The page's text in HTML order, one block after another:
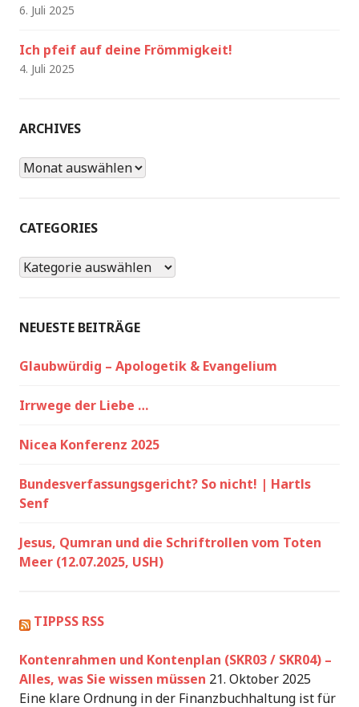
6. Juli 2025
Ich pfeif auf deine Frömmigkeit!
4. Juli 2025
ARCHIVES
Archives
CATEGORIES
Categories
NEUESTE BEITRÄGE
Glaubwürdig – Apologetik & Evangelium
Irrwege der Liebe …
Nicea Konferenz 2025
Bundesverfassungsgericht? So nicht! | Hartls
Senf
Jesus, Qumran und die Schriftrollen vom Toten
Meer (12.07.2025, USH)
TIPPSS RSS
Kontenrahmen und Kontenplan (SKR03 / SKR04) –
Alles, was Sie wissen müssen 21. Oktober 2025
Eine klare Ordnung in der Finanzbuchhaltung ist für